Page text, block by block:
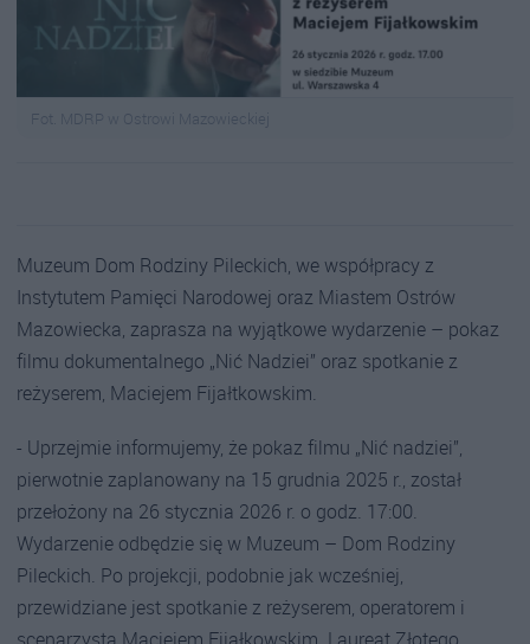
Fot. MDRP w Ostrowi Mazowieckiej
Muzeum Dom Rodziny Pileckich, we współpracy z
Instytutem Pamięci Narodowej oraz Miastem Ostrów
Mazowiecka, zaprasza na wyjątkowe wydarzenie – pokaz
filmu dokumentalnego „Nić Nadziei” oraz spotkanie z
reżyserem, Maciejem Fijałtkowskim.
- Uprzejmie informujemy, że pokaz filmu „Nić nadziei”,
pierwotnie zaplanowany na 15 grudnia 2025 r., został
przełożony na 26 stycznia 2026 r. o godz. 17:00.
Wydarzenie odbędzie się w Muzeum – Dom Rodziny
Pileckich. Po projekcji, podobnie jak wcześniej,
przewidziane jest spotkanie z reżyserem, operatorem i